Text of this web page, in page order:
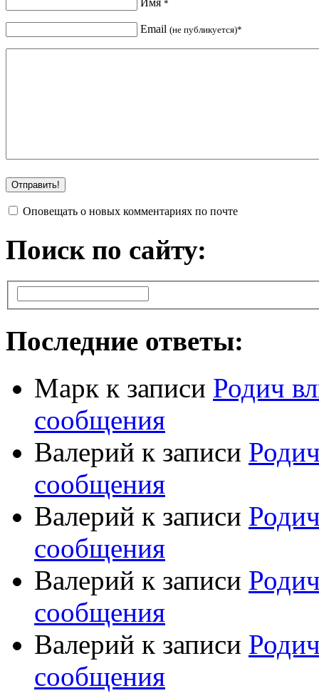
Имя *
Email (не публикуется)*
Оповещать о новых комментариях по почте
Поиск по сайту:
Последние ответы:
Марк к записи Родич
сообщения
Валерий к записи
сообщения
Валерий к записи
сообщения
Валерий к записи
сообщения
Валерий к записи
сообщения